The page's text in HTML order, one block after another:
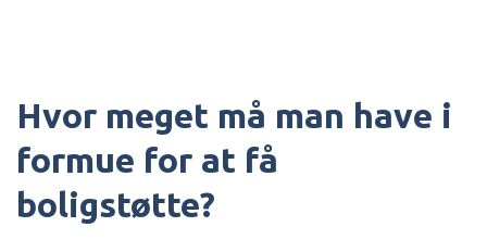
Hvor meget må man have i
formue for at få
boligstøtte?